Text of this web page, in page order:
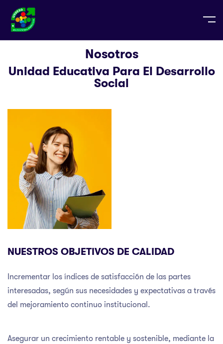
Nosotros
Unidad Educativa Para El Desarrollo
Social
NUESTROS OBJETIVOS DE CALIDAD
Incrementar los índices de satisfacción de las partes
interesadas, según sus necesidades y expectativas a través
del mejoramiento continuo institucional.
Asegurar un crecimiento rentable y sostenible, mediante la